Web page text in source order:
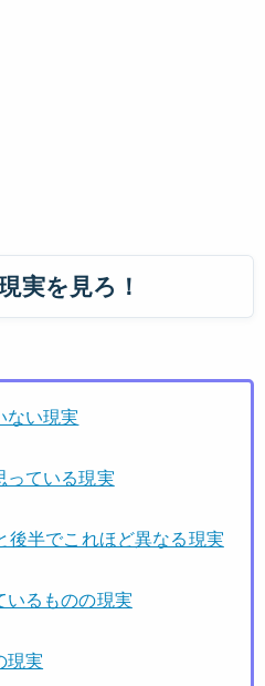
実を見ろ！
ない現実
っている現実
後半でこれほど異なる現実
いるものの現実
現実